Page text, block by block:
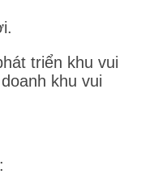
triển khu vui
khu vui